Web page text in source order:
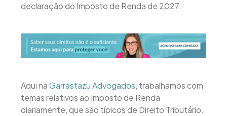
declaração do Imposto de Renda de 2027.
Aqui naGarrastazu Advogados, trabalhamos com
temas relativos ao Imposto de Renda
diariamente, que são típicos de Direito Tributário.